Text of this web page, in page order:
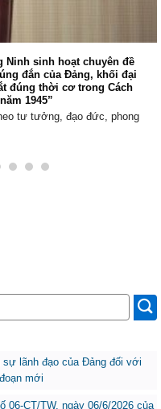
Ninh sinh hoạt chuyên đề
đắn của Đảng, khối đại
đúng thời cơ trong Cách
1945”
tư tưởng, đạo đức, phong
lãnh đạo của Đảng đối với
mới
06-CT/TW, ngày 06/6/2026 của